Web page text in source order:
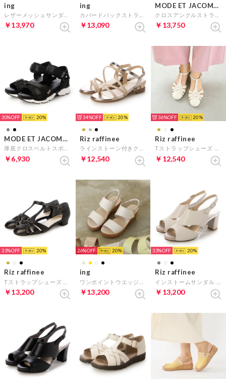
ing
￥13,970
ing
￥13,090
MODE ET JACOMO D'ICI
￥13,750
30% 20
MODE ET JACOMO carino
￥6,930
34% 20
Riz raffinee
￥12,540
36% 20
Riz raffinee
￥12,540
33% 20
Riz raffinee
￥13,200
26% 20
ing
￥13,200
33% 20
Riz raffinee
￥13,200